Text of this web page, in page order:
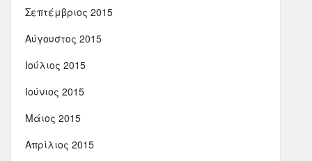
Σεπτέμβριος 2015
Αύγουστος 2015
Ιούλιος 2015
Ιούνιος 2015
Μάιος 2015
Απρίλιος 2015